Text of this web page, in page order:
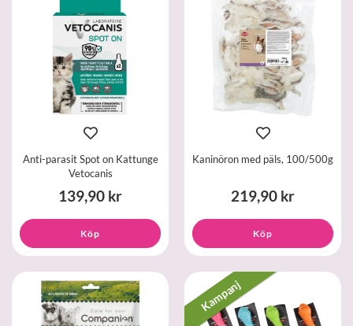
Anti-parasit Spot on Kattunge
Vetocanis
139,90 kr
Köp
Kaninöron med päls, 100/500g
219,90 kr
Köp
Kampanj